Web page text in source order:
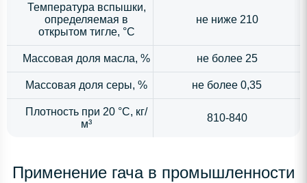
Температура вспышки,
определяемая в
открытом тигле, °С
не ниже 210
Массовая доля масла, % не более 25
Массовая доля серы, % не более 0,35
Плотность при 20 °С, кг/
м³
810-840
Применение гача в промышленности